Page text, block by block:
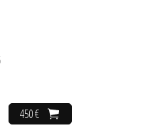
450 €